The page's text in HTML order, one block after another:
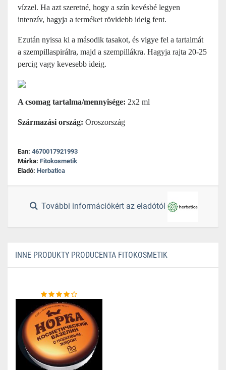
vízzel. Ha azt szeretné, hogy a szín kevésbé legyen
intenzív, hagyja a terméket rövidebb ideig fent.
Ezután nyissa ki a második tasakot, és vigye fel a tartalmát
a szempillaspirálra, majd a szempillákra. Hagyja rajta 20-25
percig vagy kevesebb ideig.
A csomag tartalma/mennyisége: 2x2 ml
Származási ország: Oroszország
Ean: 4670017921993
Márka: Fitokosmetik
Eladó: Herbatica
További információkért az eladótól
INNE PRODUKTY PRODUCENTA FITOKOSMETIK